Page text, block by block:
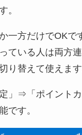
。
一方だけでOKで
ている人は両方
り替えて使えます
」⇒「ポイントカ
です。